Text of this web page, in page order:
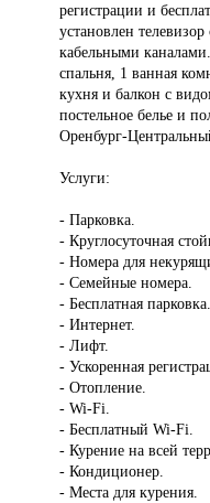
регистрации и
установлен
кабельными
спальня, 1 ванная
кухня и балкон с
постельное белье и
Оренбург-
Услуги:
- Парковка.
- Круглосуточная
- Номера для
- Семейные номера.
- Бесплатная парковка.
- Интернет.
- Лифт.
- Ускоренная
- Отопление.
- Wi-Fi.
- Бесплатный Wi-Fi.
- Курение на всей
- Кондиционер.
- Места для курения.